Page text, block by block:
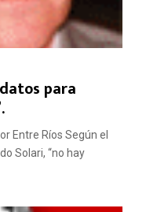
para
Entre Ríos Según el
Solari, “no hay